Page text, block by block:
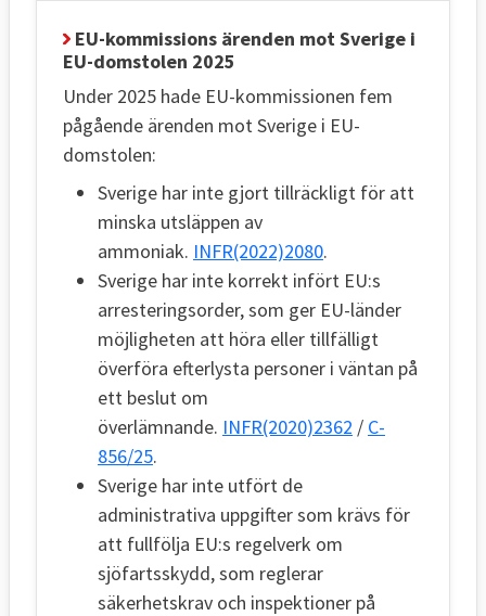
EU-kommissions ärenden mot Sverige i
EU-domstolen 2025
Under 2025 hade EU-kommissionen fem
pågående ärenden mot Sverige i EU-
domstolen:
Sverige har inte gjort tillräckligt för att
minska utsläppen av
ammoniak. INFR(2022)2080.
Sverige har inte korrekt infört EU:s
arresteringsorder, som ger EU-länder
möjligheten att höra eller tillfälligt
överföra efterlysta personer i väntan på
ett beslut om
överlämnande. INFR(2020)2362 / C-
856/25.
Sverige har inte utfört de
administrativa uppgifter som krävs för
att fullfölja EU:s regelverk om
sjöfartsskydd, som reglerar
säkerhetskrav och inspektioner på